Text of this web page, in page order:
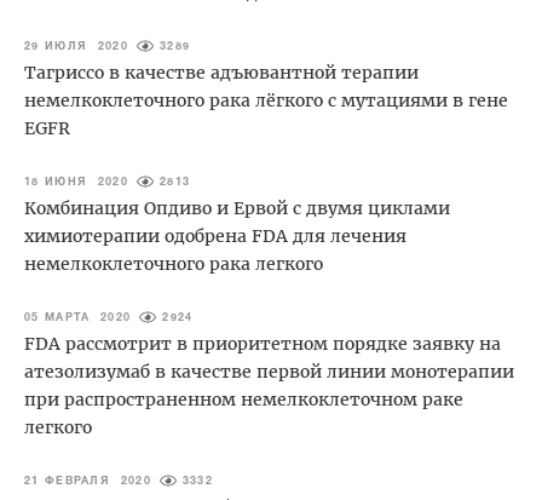
29 ИЮЛЯ 2020 3289
Тагриссо в качестве адъювантной терапии
немелкоклеточного рака лёгкого с мутациями в гене
EGFR
18 ИЮНЯ 2020 2813
Комбинация Опдиво и Ервой с двумя циклами
химиотерапии одобрена FDA для лечения
немелкоклеточного рака легкого
05 МАРТА 2020 2924
FDA рассмотрит в приоритетном порядке заявку на
атезолизумаб в качестве первой линии монотерапии
при распространенном немелкоклеточном раке
легкого
21 ФЕВРАЛЯ 2020 3332